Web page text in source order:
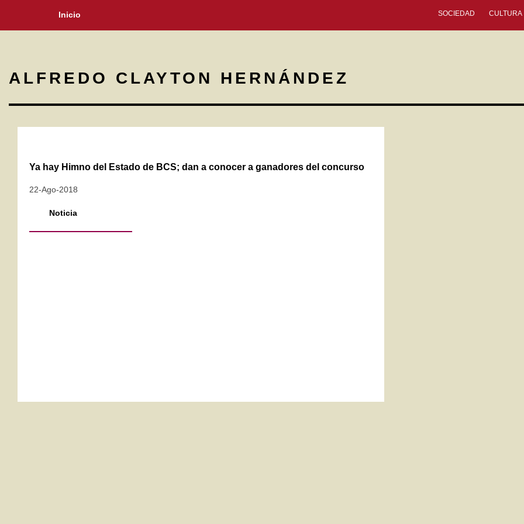
Inicio SOCIEDAD CULTURA
ALFREDO CLAYTON HERNÁNDEZ
Ya hay Himno del Estado de BCS; dan a conocer a ganadores del concurso
22-Ago-2018
Noticia